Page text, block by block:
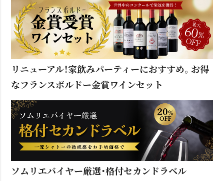
リニューアル！家飲みパーティーにおすすめ。お得
なフランスボルドー金賞ワインセット
ソムリエバイヤー厳選・格付セカンドラベル